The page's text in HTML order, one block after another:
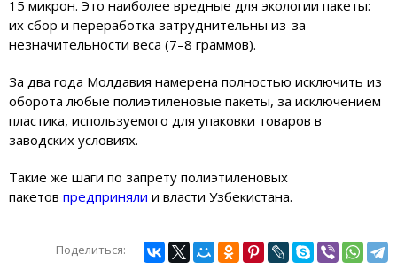
15 микрон. Это наиболее вредные для экологии пакеты:
их сбор и переработка затруднительны из-за
незначительности веса (7–8 граммов).
За два года Молдавия намерена полностью исключить из
оборота любые полиэтиленовые пакеты, за исключением
пластика, используемого для упаковки товаров в
заводских условиях.
Такие же шаги по запрету полиэтиленовых
пакетов предприняли и власти Узбекистана.
Поделиться: